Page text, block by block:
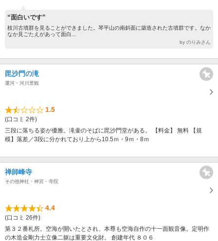
“面白いです”
枝川古墳群を見ることができました。琴平山の南斜面に築造された古墳群です。なか
なか見ごたえがあって面白...
by のりみさん
毘沙門の滝
運河・河川景観
1.5
(口コミ 2件)
三段に落ちる姿が優雅。滝壷のそばに毘沙門堂がある。 【料金】 無料 【規
模】落差／3段に分かれており上から10.5ｍ・9ｍ・8ｍ
禅師峰寺
その他神社・神宮・寺院
4.4
(口コミ 26件)
第３２番札所。空海が開いたとされ、本尊も空海自作の十一面観音像。定明作
の木造金剛力士立像二躯は重要文化財。 創建年代 ８０６